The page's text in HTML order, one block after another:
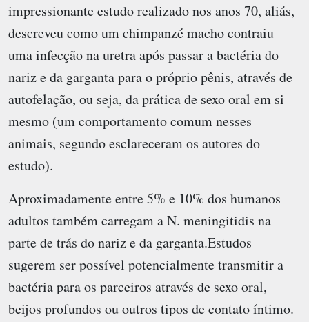
impressionante estudo realizado nos anos 70, aliás,
descreveu como um chimpanzé macho contraiu
uma infecção na uretra após passar a bactéria do
nariz e da garganta para o próprio pênis, através de
autofelação, ou seja, da prática de sexo oral em si
mesmo (um comportamento comum nesses
animais, segundo esclareceram os autores do
estudo).
Aproximadamente entre 5% e 10% dos humanos
adultos também carregam a N. meningitidis na
parte de trás do nariz e da garganta.Estudos
sugerem ser possível potencialmente transmitir a
bactéria para os parceiros através de sexo oral,
beijos profundos ou outros tipos de contato íntimo.